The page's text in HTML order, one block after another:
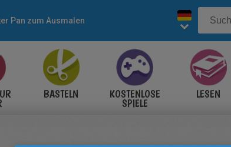
Pan zum Ausmalen
BASTELN KOSTENLOSE
SPIELE
LESEN